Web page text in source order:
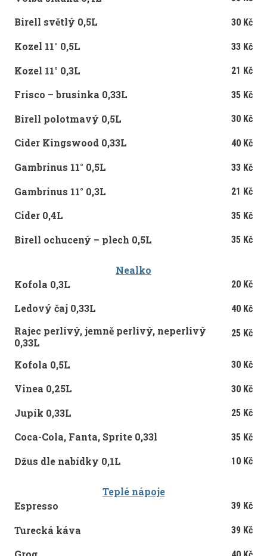
Birell světlý 0,5L 30 Kč
Kozel 11° 0,5L 33 Kč
Kozel 11° 0,3L 21 Kč
Frisco – brusinka 0,33L 35 Kč
Birell polotmavý 0,5L 30 Kč
Cider Kingswood 0,33L 40 Kč
Gambrinus 11° 0,5L 33 Kč
Gambrinus 11° 0,3L 21 Kč
Cider 0,4L 35 Kč
Birell ochucený – plech 0,5L 35 Kč
Nealko
Kofola 0,3L 20 Kč
Ledový čaj 0,33L 40 Kč
Rajec perlivý, jemně perlivý, neperlivý
0,33L
25 Kč
Kofola 0,5L 30 Kč
Vinea 0,25L 30 Kč
Jupík 0,33L 25 Kč
Coca-Cola, Fanta, Sprite 0,33l 35 Kč
Džus dle nabídky 0,1L 10 Kč
Teplé nápoje
Espresso
39 Kč
Turecká káva 39 Kč